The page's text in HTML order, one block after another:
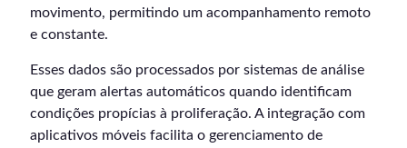
movimento, permitindo um acompanhamento remoto
e constante.
Esses dados são processados por sistemas de análise
que geram alertas automáticos quando identificam
condições propícias à proliferação. A integração com
aplicativos móveis facilita o gerenciamento de